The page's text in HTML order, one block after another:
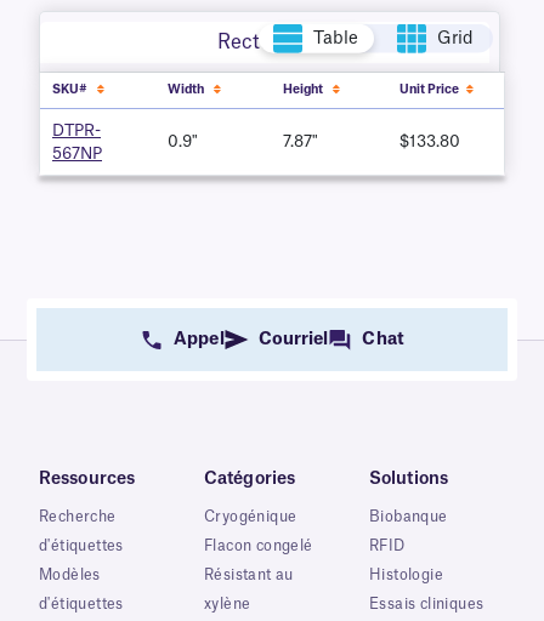
Rectangle Table Grid
SKU# Width Height Unit Price
DTPR-
567NP
0.9" 7.87" $133.80
Appel Courriel Chat
Ressources
Recherche
d'étiquettes
Modèles
d'étiquettes
Catégories
Cryogénique
Flacon congelé
Résistant au
xylène
Solutions
Biobanque
RFID
Histologie
Essais cliniques